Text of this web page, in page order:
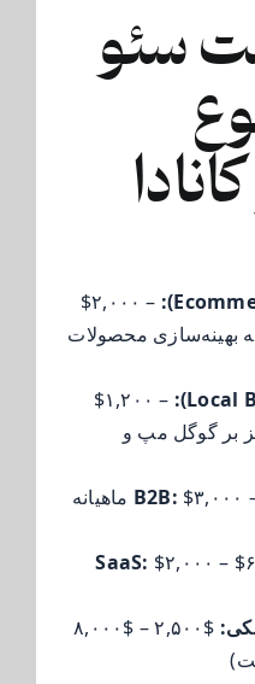
سئو
$۲,۰۰۰ –
به بهینه‌سازی محصولات
$۱,۲۰۰ –
بر گوگل مپ و
$۳,۰۰۰ – $۹,۰۰۰ ماهیانه
– $۶,۰۰۰
$۲,۵۰۰ – $۸,۰۰۰